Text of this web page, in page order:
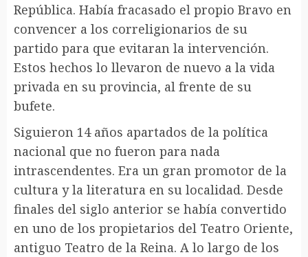
República. Había fracasado el propio Bravo en
convencer a los correligionarios de su
partido para que evitaran la intervención.
Estos hechos lo llevaron de nuevo a la vida
privada en su provincia, al frente de su
bufete.
Siguieron 14 años apartados de la política
nacional que no fueron para nada
intrascendentes. Era un gran promotor de la
cultura y la literatura en su localidad. Desde
finales del siglo anterior se había convertido
en uno de los propietarios del Teatro Oriente,
antiguo Teatro de la Reina. A lo largo de los